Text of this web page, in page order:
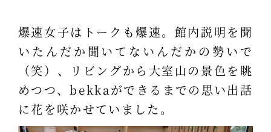
爆速女子はトークも爆速。館内説明を聞
いたんだか聞いてないんだかの勢いで
（笑）、リビングから大室山の景色を眺
めつつ、bekkaができるまでの思い出話
に花を咲かせていました。